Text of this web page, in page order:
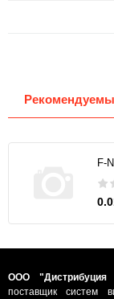
F-
ООО "Дистрибуция
поставщик систем